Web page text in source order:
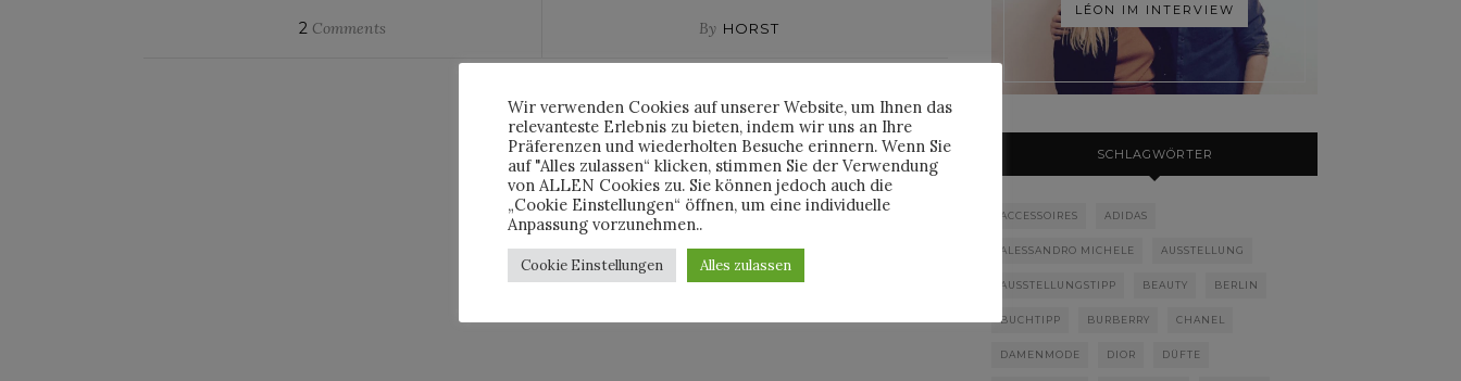
2 Comments By HORST
LÉON IM INTERVIEW
SCHLAGWÖRTER
ACCESSOIRES ADIDAS
ALESSANDRO MICHELE AUSSTELLUNG
AUSSTELLUNGSTIPP BEAUTY BERLIN
BUCHTIPP BURBERRY CHANEL
DAMENMODE DIOR DÜFTE
Wir verwenden Cookies auf unserer Website, um Ihnen das
relevanteste Erlebnis zu bieten, indem wir uns an Ihre
Präferenzen und wiederholten Besuche erinnern. Wenn Sie
auf "Alles zulassen“ klicken, stimmen Sie der Verwendung
von ALLEN Cookies zu. Sie können jedoch auch die
„Cookie Einstellungen“ öffnen, um eine individuelle
Anpassung vorzunehmen..
Cookie Einstellungen Alles zulassen